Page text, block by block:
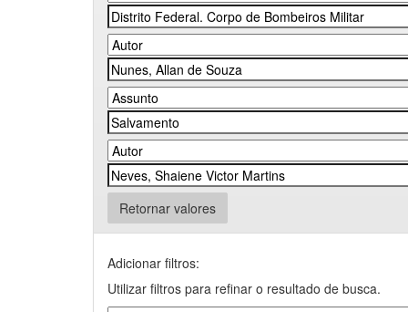
Retornar valores
Adicionar filtros:
Utilizar filtros para refinar o resultado de busca.